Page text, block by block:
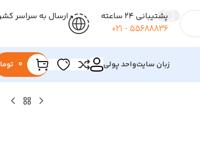
پشتیبانی 24 ساعته
55688836 - 021
ارسال به سراسر
زبان سایتواحد پولی 0